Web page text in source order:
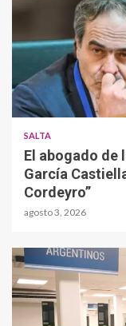
SALTA
El abogado de
García
Cordeyro”
agosto 3, 2026